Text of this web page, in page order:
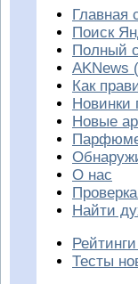
Главная
Поиск
Полный
AKNews
Как
Новинки
Новые
О нас
Найти
Тесты